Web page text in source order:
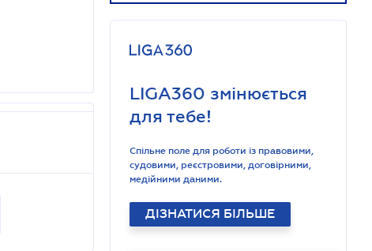
LIGA360 змінюється
для тебе!
Спільне поле для роботи із правовими,
судовими, реєстровими, договірними,
медійними даними.
ДІЗНАТИСЯ БІЛЬШЕ